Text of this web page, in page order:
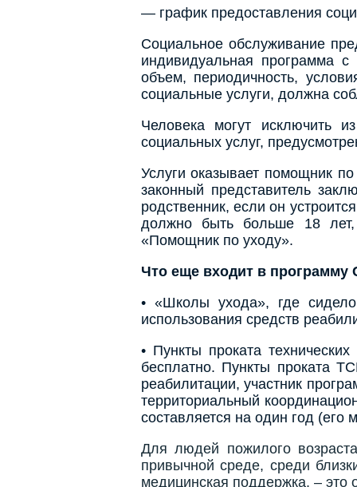
— график предоставления
Социальное обслуживание
индивидуальная программа
объем, периодичность,
социальные услуги, должна
Человека могут исключить
социальных услуг,
Услуги оказывает помощник
законный представитель
родственник, если он
должно быть больше 18 лет,
«Помощник по уходу».
Что еще входит в программу
• «Школы ухода», где
использования средств
• Пункты проката
бесплатно. Пункты проката
реабилитации, участник
территориальный
составляется на один год (его
Для людей пожилого
привычной среде, среди
медицинская поддержка, – это